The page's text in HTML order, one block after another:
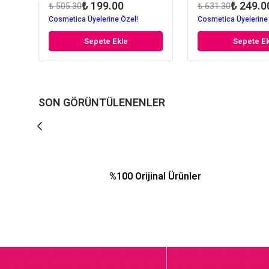
₺ 505.30₺ 199.00
Cosmetica Üyelerine Özel!
Sepete Ekle
₺ 631.30₺
Cosmetica
Sepete
SON GÖRÜNTÜLENENLER
%100 Orijinal Ürünler